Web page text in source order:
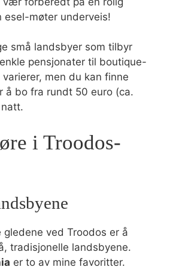
esel-møter underveis!
små landsbyer som tilbyr
pensjonater til boutique-
men du kan finne
å bo fra rundt 50 euro (ca.
i Troodos-
gledene ved Troodos er å
tradisjonelle landsbyene.
er to av mine favoritter.